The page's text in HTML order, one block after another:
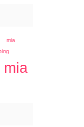
mia
mia